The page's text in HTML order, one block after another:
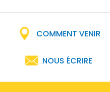
COMMENT VENIR
NOUS ÉCRIRE